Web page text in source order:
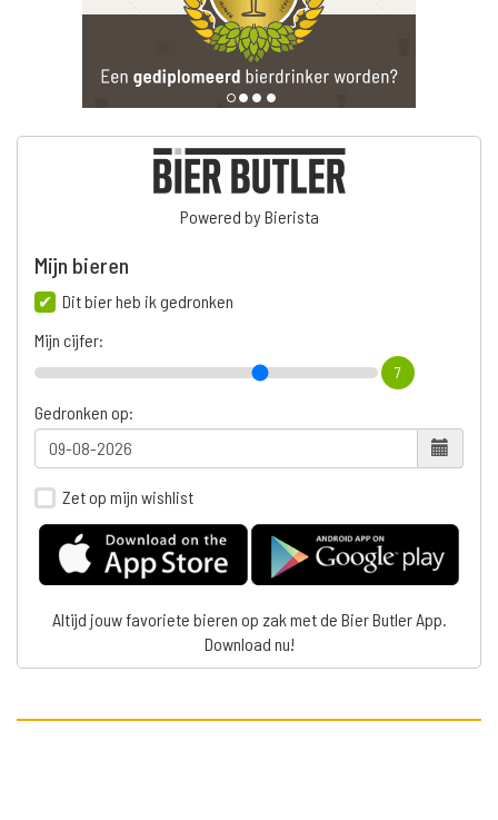
Powered by Bierista
Mijn bieren
Dit bier heb ik gedronken
Mijn cijfer:
7
Gedronken op:
Zet op mijn wishlist
Altijd jouw favoriete bieren op zak met de Bier Butler App.
Download nu!